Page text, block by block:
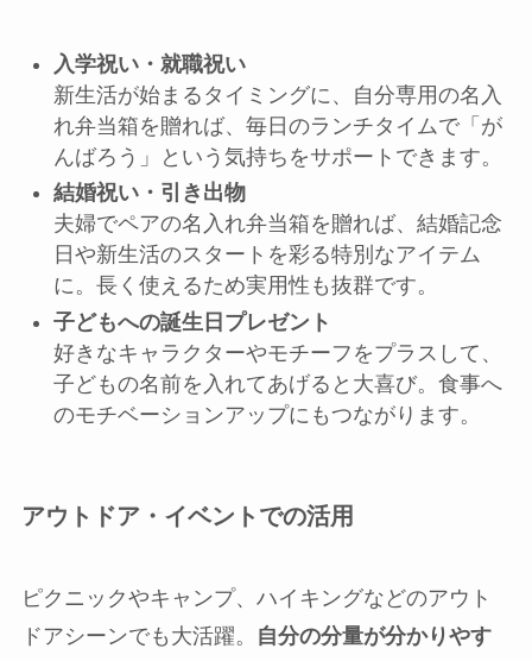
入学祝い・就職祝い
新生活が始まるタイミングに、自分専用の名入
れ弁当箱を贈れば、毎日のランチタイムで「が
んばろう」という気持ちをサポートできます。
結婚祝い・引き出物
夫婦でペアの名入れ弁当箱を贈れば、結婚記念
日や新生活のスタートを彩る特別なアイテム
に。長く使えるため実用性も抜群です。
子どもへの誕生日プレゼント
好きなキャラクターやモチーフをプラスして、
子どもの名前を入れてあげると大喜び。食事へ
のモチベーションアップにもつながります。
アウトドア・イベントでの活用
ピクニックやキャンプ、ハイキングなどのアウト
ドアシーンでも大活躍。
自分の分量が分かりやす